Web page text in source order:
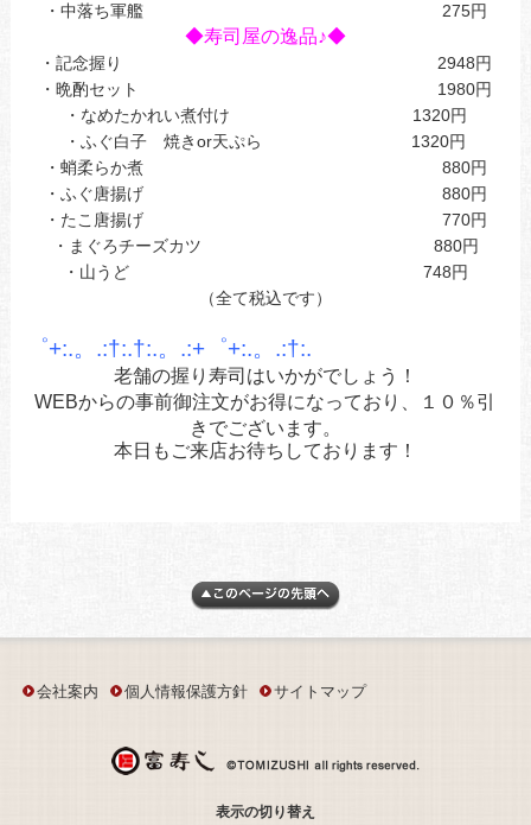
・中落ち軍艦 275円
◆寿司屋の逸品♪◆
・記念握り 2948円
・晩酌セット 1980円
・なめたかれい煮付け 1320円
・ふぐ白子 焼きor天ぷら 1320円
・蛸柔らか煮 880円
・ふぐ唐揚げ 880円
・たこ唐揚げ 770円
・まぐろチーズカツ 880円
・山うど 748円
（全て税込です）
゜+:.。.:†:.†:.。.:+゜+:.。.:†:.
老舗の握り寿司はいかがでしょう！
WEBからの事前御注文がお得になっており、１０％引
きでございます。
本日もご来店お待ちしております！
会社案内 個人情報保護方針 サイトマップ
表示の切り替え